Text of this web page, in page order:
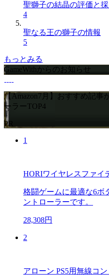
聖獅子の結晶の評価と
4
聖なる王の獅子の情報
5
もっとみる
GameWithからのお知らせ
【Amazon7月】おすすめ記事
ーラーTOP4
PR
1
HORIワイヤレスファイ
格闘ゲームに最適な6ボ
ントローラーです。
28,308円
2
アローン PS5用無線コ